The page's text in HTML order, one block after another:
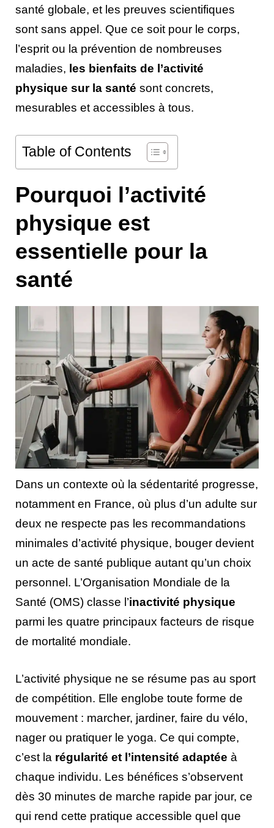
santé globale, et les preuves scientifiques
sont sans appel. Que ce soit pour le corps,
l’esprit ou la prévention de nombreuses
maladies, les bienfaits de l’activité
physique sur la santé sont concrets,
mesurables et accessibles à tous.
Table of Contents
Pourquoi l’activité
physique est
essentielle pour la
santé
Dans un contexte où la sédentarité progresse,
notamment en France, où plus d’un adulte sur
deux ne respecte pas les recommandations
minimales d’activité physique, bouger devient
un acte de santé publique autant qu’un choix
personnel. L’Organisation Mondiale de la
Santé (OMS) classe l’inactivité physique
parmi les quatre principaux facteurs de risque
de mortalité mondiale.
L’activité physique ne se résume pas au sport
de compétition. Elle englobe toute forme de
mouvement : marcher, jardiner, faire du vélo,
nager ou pratiquer le yoga. Ce qui compte,
c’est la régularité et l’intensité adaptée à
chaque individu. Les bénéfices s’observent
dès 30 minutes de marche rapide par jour, ce
qui rend cette pratique accessible quel que